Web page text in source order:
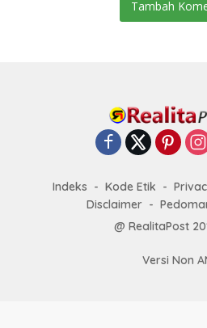
Tambah
Indeks Kode Etik
Disclaimer
@ RealitaPost
Versi Non